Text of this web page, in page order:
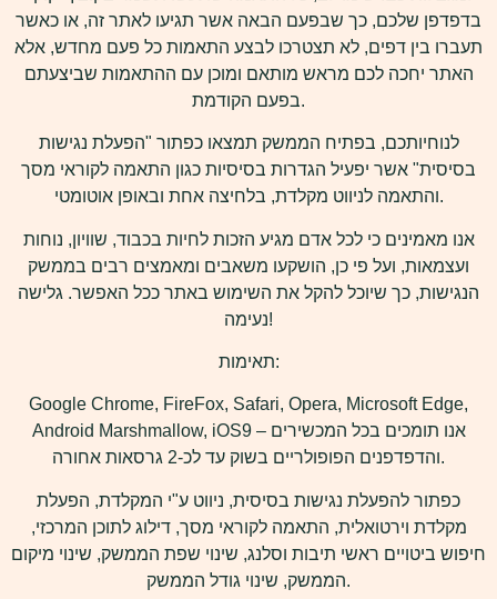
בדפדפן שלכם, כך שבפעם הבאה אשר תגיעו לאתר זה, או כאשר
תעברו בין דפים, לא תצטרכו לבצע התאמות כל פעם מחדש, אלא
האתר יחכה לכם מראש מותאם ומוכן עם ההתאמות שביצעתם
בפעם הקודמת.
לנוחיותכם, בפתיח הממשק תמצאו כפתור "הפעלת נגישות
בסיסית" אשר יפעיל הגדרות בסיסיות כגון התאמה לקוראי מסך
והתאמה לניווט מקלדת, בלחיצה אחת ובאופן אוטומטי.
אנו מאמינים כי לכל אדם מגיע הזכות לחיות בכבוד, שוויון, נוחות
ועצמאות, ועל פי כן, הושקעו משאבים ומאמצים רבים בממשק
הנגישות, כך שיוכל להקל את השימוש באתר ככל האפשר. גלישה
נעימה!
תאימות:
Google Chrome, FireFox, Safari, Opera, Microsoft Edge,
Android Marshmallow, iOS9 – אנו תומכים בכל המכשירים
והדפדפנים הפופולריים בשוק עד לכ-2 גרסאות אחורה.
כפתור להפעלת נגישות בסיסית, ניווט ע"י המקלדת, הפעלת
מקלדת וירטואלית, התאמה לקוראי מסך, דילוג לתוכן המרכזי,
חיפוש ביטויים ראשי תיבות וסלנג, שינוי שפת הממשק, שינוי מיקום
הממשק, שינוי גודל הממשק.